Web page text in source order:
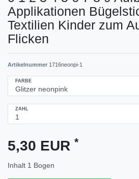
Applikationen
Textilien Kinder zum
Flicken
Artikelnummer 1716neonpi-1
FARBE
ZAHL
5,30 EUR *
Inhalt 1 Bogen